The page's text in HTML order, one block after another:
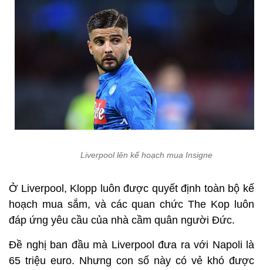
Liverpool lên kế hoạch mua Insigne
Ở Liverpool, Klopp luôn được quyết định toàn bộ kế
hoạch mua sắm, và các quan chức The Kop luôn
đáp ứng yêu cầu của nhà cầm quân người Đức.
Đề nghị ban đầu mà Liverpool đưa ra với Napoli là
65 triệu euro. Nhưng con số này có vẻ khó được